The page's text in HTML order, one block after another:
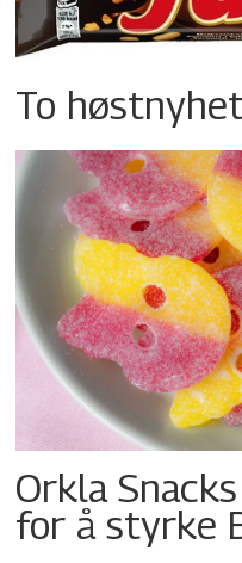
To
Orkla
for å styrke